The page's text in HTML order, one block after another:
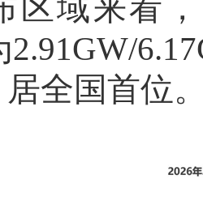
区域来看
2.91GW/
居全国首位